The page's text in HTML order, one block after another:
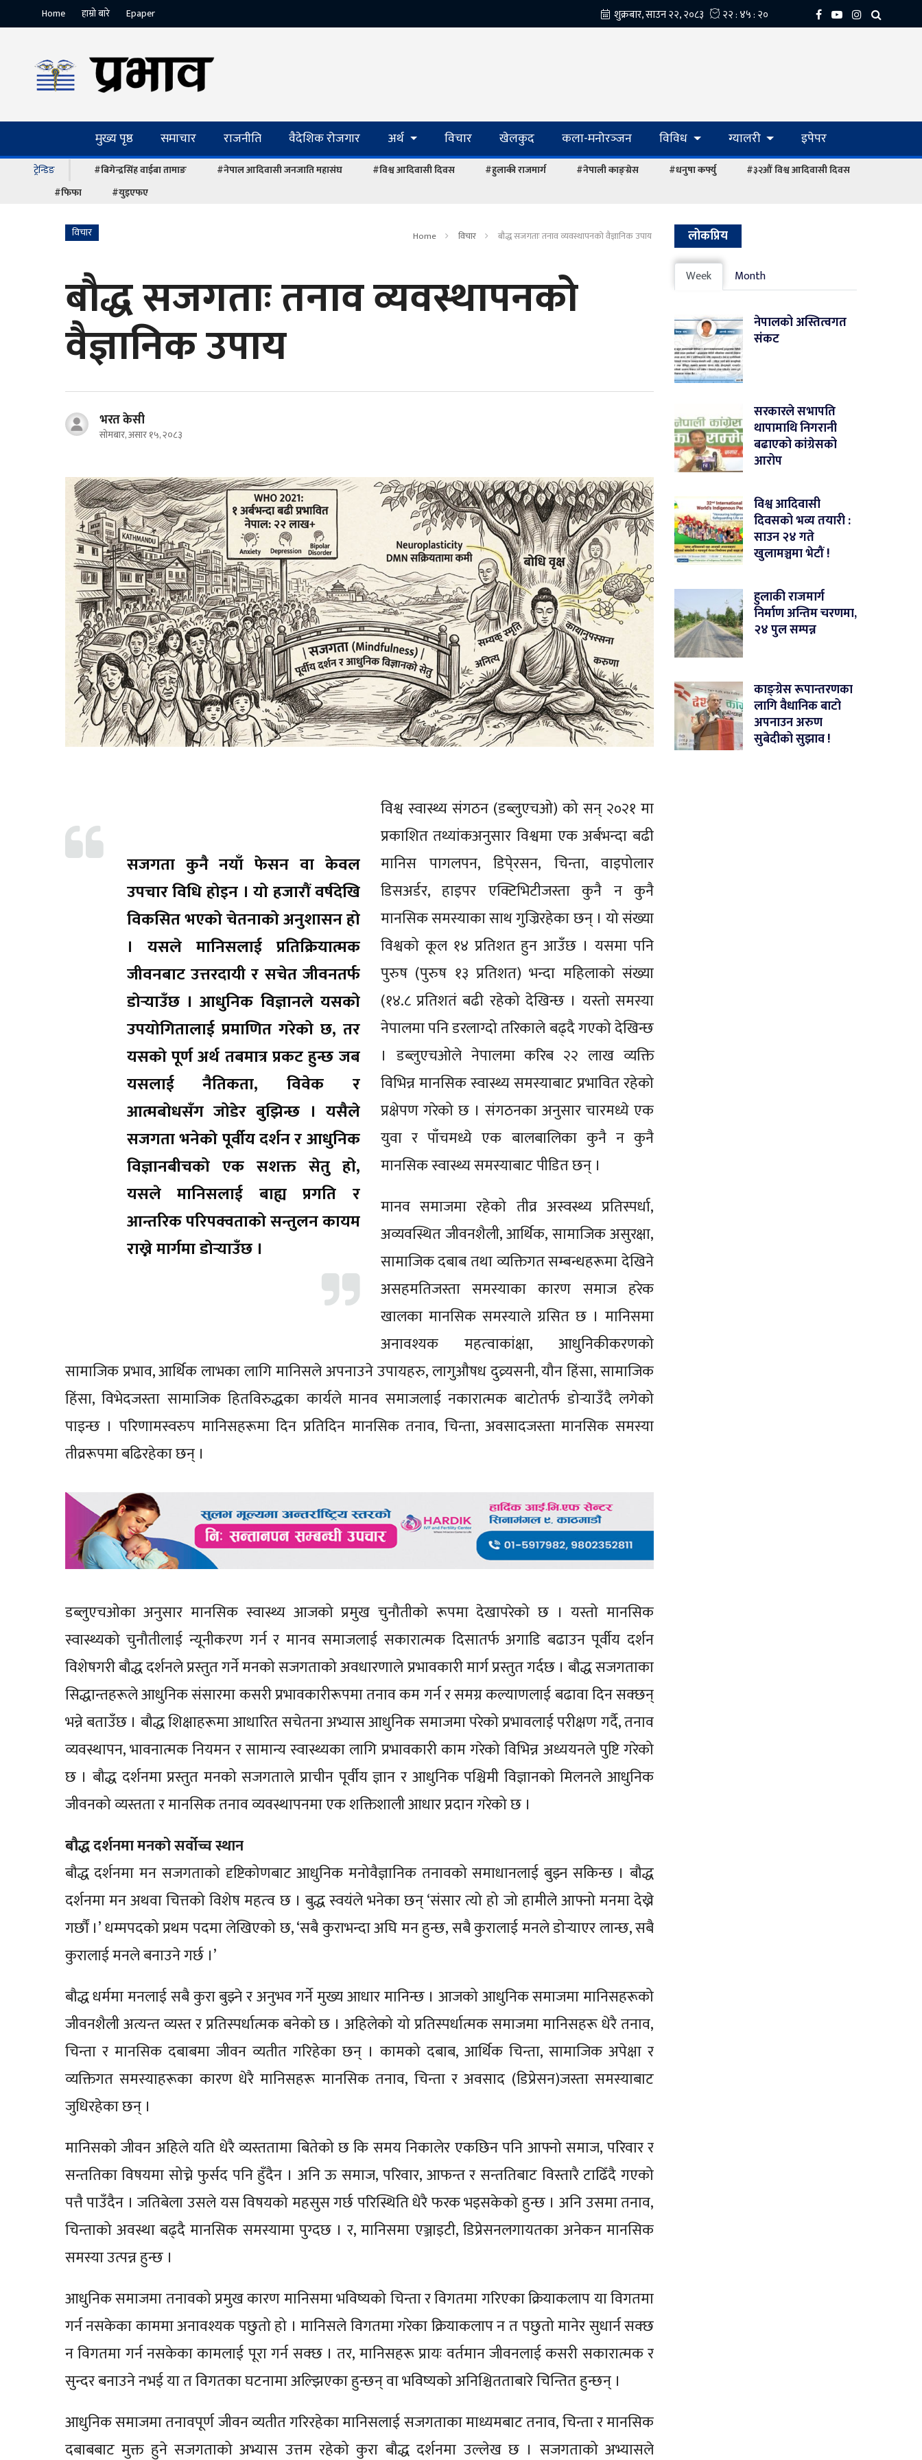
Home हाम्रो बारे Epaper
मुख्य पृष्ठ समाचार राजनीति वैदेशिक रोजगार अर्थ विचार खेलकुद कला-मनोरञ्‍जन विविध ग्यालरी इपेपर
ट्रेन्डिङ #बिगेन्द्रसिंह वाईबा तामाङ #नेपाल आदिवासी जनजाति महासंघ #विश्व आदिवासी दिवस #हुलाकी राजमार्ग #नेपाली काङ्ग्रेस #धनुषा कर्फ्यु
#३२औं विश्व आदिवासी दिवस
#फिफा
#युइएफए
विचार Home विचार बौद्ध सजगताः तनाव व्यवस्थापनको वैज्ञानिक उपाय
बौद्ध सजगताः तनाव व्यवस्थापनको
वैज्ञानिक उपाय
भरत केसी
सोमबार, असार १५, २०८३
सजगता कुनै नयाँ फेसन वा केवल
उपचार विधि होइन । यो हजारौं वर्षदेखि
विकसित भएको चेतनाको अनुशासन हो
। यसले मानिसलाई प्रतिक्रियात्मक
जीवनबाट उत्तरदायी र सचेत जीवनतर्फ
डोर्‍याउँछ । आधुनिक विज्ञानले यसको
उपयोगितालाई प्रमाणित गरेको छ, तर
यसको पूर्ण अर्थ तबमात्र प्रकट हुन्छ जब
यसलाई नैतिकता, विवेक र
आत्मबोधसँग जोडेर बुझिन्छ । यसैले
सजगता भनेको पूर्वीय दर्शन र आधुनिक
विज्ञानबीचको एक सशक्त सेतु हो,
यसले मानिसलाई बाह्य प्रगति र
आन्तरिक परिपक्वताको सन्तुलन कायम
राख्ने मार्गमा डोर्‍याउँछ ।
विश्व स्वास्थ्य संगठन (डब्लुएचओ) को सन् २०२१ मा
प्रकाशित तथ्यांकअनुसार विश्वमा एक अर्बभन्दा बढी
मानिस पागलपन, डिपे्रसन, चिन्ता, वाइपोलार
डिसअर्डर, हाइपर एक्टिभिटीजस्ता कुनै न कुनै
मानसिक समस्याका साथ गुज्रिरहेका छन् । यो संख्या
विश्वको कूल १४ प्रतिशत हुन आउँछ । यसमा पनि
पुरुष (पुरुष १३ प्रतिशत) भन्दा महिलाको संख्या
(१४.८ प्रतिशतं बढी रहेको देखिन्छ । यस्तो समस्या
नेपालमा पनि डरलाग्दो तरिकाले बढ्दै गएको देखिन्छ
। डब्लुएचओले नेपालमा करिब २२ लाख व्यक्ति
विभिन्न मानसिक स्वास्थ्य समस्याबाट प्रभावित रहेको
प्रक्षेपण गरेको छ । संगठनका अनुसार चारमध्ये एक
युवा र पाँचमध्ये एक बालबालिका कुनै न कुनै
मानसिक स्वास्थ्य समस्याबाट पीडित छन् ।
मानव समाजमा रहेको तीव्र अस्वस्थ्य प्रतिस्पर्धा,
अव्यवस्थित जीवनशैली, आर्थिक, सामाजिक असुरक्षा,
सामाजिक दबाब तथा व्यक्तिगत सम्बन्धहरूमा देखिने
असहमतिजस्ता समस्याका कारण समाज हरेक
खालका मानसिक समस्याले ग्रसित छ । मानिसमा
अनावश्यक महत्‍वाकांक्षा, आधुनिकीकरणको
सामाजिक प्रभाव, आर्थिक लाभका लागि मानिसले अपनाउने उपायहरु, लागुऔषध दुव्र्यसनी, यौन हिंसा, सामाजिक
हिंसा, विभेदजस्ता सामाजिक हितविरुद्धका कार्यले मानव समाजलाई नकारात्मक बाटोतर्फ डोर्‍याउँदै लगेको
पाइन्छ । परिणामस्वरुप मानिसहरूमा दिन प्रतिदिन मानसिक तनाव, चिन्ता, अवसादजस्ता मानसिक समस्या
तीव्ररूपमा बढिरहेका छन् ।
डब्लुएचओका अनुसार मानसिक स्वास्थ्य आजको प्रमुख चुनौतीको रूपमा देखापरेको छ । यस्तो मानसिक
स्वास्थ्यको चुनौतीलाई न्यूनीकरण गर्न र मानव समाजलाई सकारात्मक दिसातर्फ अगाडि बढाउन पूर्वीय दर्शन
विशेषगरी बौद्ध दर्शनले प्रस्तुत गर्ने मनको सजगताको अवधारणाले प्रभावकारी मार्ग प्रस्तुत गर्दछ । बौद्ध सजगताका
सिद्धान्तहरूले आधुनिक संसारमा कसरी प्रभावकारीरूपमा तनाव कम गर्न र समग्र कल्याणलाई बढावा दिन सक्छन्
भन्ने बताउँछ । बौद्ध शिक्षाहरूमा आधारित सचेतना अभ्यास आधुनिक समाजमा परेको प्रभावलाई परीक्षण गर्दै, तनाव
व्यवस्थापन, भावनात्मक नियमन र सामान्य स्वास्थ्यका लागि प्रभावकारी काम गरेको विभिन्न अध्ययनले पुष्टि गरेको
छ । बौद्ध दर्शनमा प्रस्तुत मनको सजगताले प्राचीन पूर्वीय ज्ञान र आधुनिक पश्चिमी विज्ञानको मिलनले आधुनिक
जीवनको व्यस्तता र मानसिक तनाव व्यवस्थापनमा एक शक्तिशाली आधार प्रदान गरेको छ ।
बौद्ध दर्शनमा मनको सर्वोच्च स्थान
बौद्ध दर्शनमा मन सजगताको दृष्टिकोणबाट आधुनिक मनोवैज्ञानिक तनावको समाधानलाई बुझ्न सकिन्छ । बौद्ध
दर्शनमा मन अथवा चित्तको विशेष महत्‍व छ । बुद्ध स्वयंले भनेका छन् ‘संसार त्यो हो जो हामीले आफ्नो मनमा देख्ने
गर्छौं ।’ धम्मपदको प्रथम पदमा लेखिएको छ, ‘सबै कुराभन्दा अघि मन हुन्छ, सबै कुरालाई मनले डोर्‍याएर लान्छ, सबै
कुरालाई मनले बनाउने गर्छ ।’
बौद्ध धर्ममा मनलाई सबै कुरा बुझ्ने र अनुभव गर्ने मुख्य आधार मानिन्छ । आजको आधुनिक समाजमा मानिसहरूको
जीवनशैली अत्यन्त व्यस्त र प्रतिस्पर्धात्मक बनेको छ । अहिलेको यो प्रतिस्पर्धात्मक समाजमा मानिसहरू धेरै तनाव,
चिन्ता र मानसिक दबाबमा जीवन व्यतीत गरिहेका छन् । कामको दबाब, आर्थिक चिन्ता, सामाजिक अपेक्षा र
व्यक्तिगत समस्याहरूका कारण धेरै मानिसहरू मानसिक तनाव, चिन्ता र अवसाद (डिप्रेसन)जस्ता समस्याबाट
जुधिरहेका छन् ।
मानिसको जीवन अहिले यति धेरै व्यस्ततामा बितेको छ कि समय निकालेर एकछिन पनि आफ्नो समाज, परिवार र
सन्ततिका विषयमा सोच्ने फुर्सद पनि हुँदैन । अनि ऊ समाज, परिवार, आफन्त र सन्ततिबाट विस्तारै टाढिँदै गएको
पत्तै पाउँदैन । जतिबेला उसले यस विषयको महसुस गर्छ परिस्थिति धेरै फरक भइसकेको हुन्छ । अनि उसमा तनाव,
चिन्ताको अवस्था बढ्दै मानसिक समस्यामा पुग्दछ । र, मानिसमा एञ्जाइटी, डिप्रेसनलगायतका अनेकन मानसिक
समस्या उत्पन्न हुन्छ ।
आधुनिक समाजमा तनावको प्रमुख कारण मानिसमा भविष्यको चिन्ता र विगतमा गरिएका क्रियाकलाप या विगतमा
गर्न नसकेका काममा अनावश्यक पछुतो हो । मानिसले विगतमा गरेका क्रियाकलाप न त पछुतो मानेर सुधार्न सक्छ
न विगतमा गर्न नसकेका कामलाई पूरा गर्न सक्छ । तर, मानिसहरू प्रायः वर्तमान जीवनलाई कसरी सकारात्मक र
सुन्दर बनाउने नभई या त विगतका घटनामा अल्झिएका हुन्छन् वा भविष्यको अनिश्चितताबारे चिन्तित हुन्छन् ।
आधुनिक समाजमा तनावपूर्ण जीवन व्यतीत गरिरहेका मानिसलाई सजगताका माध्यमबाट तनाव, चिन्ता र मानसिक
दबाबबाट मुक्त हुने सजगताको अभ्यास उत्तम रहेको कुरा बौद्ध दर्शनमा उल्लेख छ । सजगताको अभ्यासले
लोकप्रिय
Week Month
नेपालको अस्तित्वगत
संकट
सरकारले सभापति
थापामाथि निगरानी
बढाएको कांग्रेसको
आरोप
विश्व आदिवासी
दिवसको भव्य तयारी :
साउन २४ गते
खुलामञ्चमा भेटौं !
हुलाकी राजमार्ग
निर्माण अन्तिम चरणमा,
२४ पुल सम्पन्न
काङ्ग्रेस रूपान्तरणका
लागि वैधानिक बाटो
अपनाउन अरुण
सुबेदीको सुझाव !